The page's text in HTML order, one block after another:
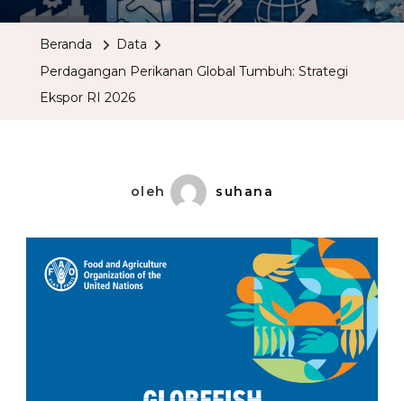
Beranda
Data
Perdagangan Perikanan Global Tumbuh: Strategi
Ekspor RI 2026
oleh suhana